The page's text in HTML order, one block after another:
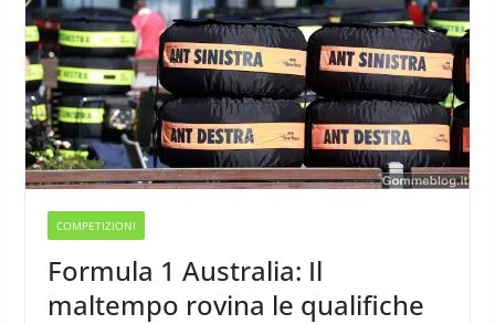
COMPETIZIONI
Formula 1 Australia: Il
maltempo rovina le qualifiche